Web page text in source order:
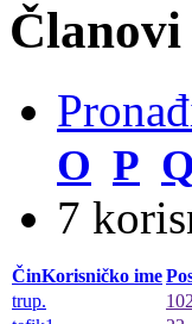
Članovi
O P Q
7
ČinKorisničko ime
trup.
102